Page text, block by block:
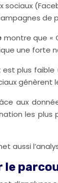
sociaux
de
montre que «
une
plus
aux
les
aussi
le